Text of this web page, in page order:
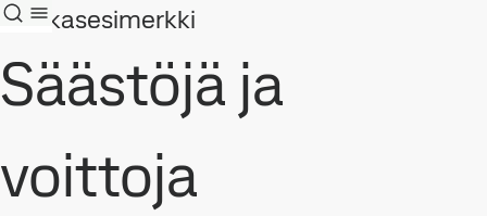
Asiakasesimerkki
Säästöjä ja
voittoja